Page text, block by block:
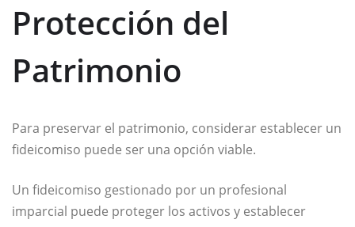
Protección del
Patrimonio
Para preservar el patrimonio, considerar establecer un
fideicomiso puede ser una opción viable.
Un fideicomiso gestionado por un profesional
imparcial puede proteger los activos y establecer